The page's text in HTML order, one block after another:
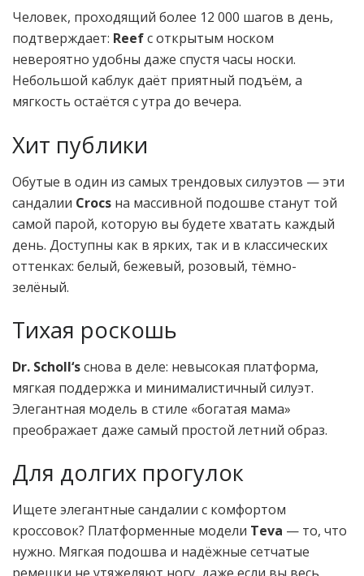
Человек, проходящий более 12 000 шагов в день,
подтверждает: Reefс открытым носком
невероятно удобны даже спустя часы носки.
Небольшой каблук даёт приятный подъём, а
мягкость остаётся с утра до вечера.
Хит публики
Обутые в один из самых трендовых силуэтов — эти
сандалии Crocs на массивной подошве станут той
самой парой, которую вы будете хватать каждый
день. Доступны как в ярких, так и в классических
оттенках: белый, бежевый, розовый, тёмно-
зелёный.
Тихая роскошь
Dr. Scholl‘sснова в деле: невысокая платформа,
мягкая поддержка и минималистичный силуэт.
Элегантная модель в стиле «богатая мама»
преображает даже самый простой летний образ.
Для долгих прогулок
Ищете элегантные сандалии с комфортом
кроссовок? Платформенные модели Teva — то, что
нужно. Мягкая подошва и надёжные сетчатые